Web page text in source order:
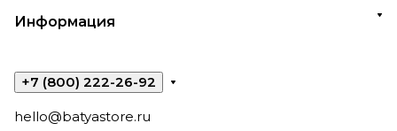
Информация
+7 (800) 222-26-92
hello@batyastore.ru